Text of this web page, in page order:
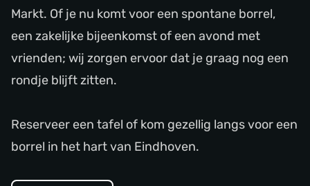
Markt. Of je nu komt voor een spontane borrel,
een zakelijke bijeenkomst of een avond met
vrienden; wij zorgen ervoor dat je graag nog een
rondje blijft zitten.
Reserveer een tafel of kom gezellig langs voor een
borrel in het hart van Eindhoven.